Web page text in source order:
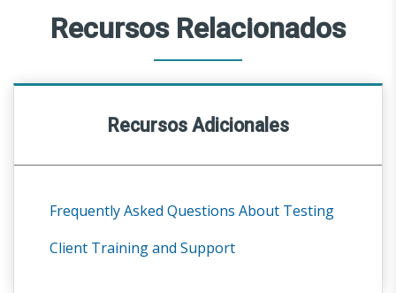
Recursos Relacionados
Recursos Adicionales
Frequently Asked Questions About Testing
Client Training and Support